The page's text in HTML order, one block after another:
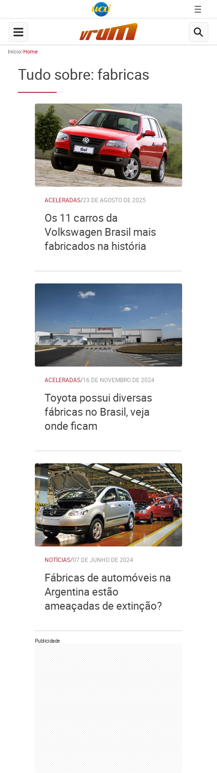
Início Home
Tudo sobre: fabricas
ACELERADAS/23 DE AGOSTO DE 2025
Os 11 carros da
Volkswagen Brasil mais
fabricados na história
ACELERADAS/16 DE NOVEMBRO DE 2024
Toyota possui diversas
fábricas no Brasil, veja
onde ficam
NOTÍCIAS/07 DE JUNHO DE 2024
Fábricas de automóveis na
Argentina estão
ameaçadas de extinção?
Publicidade